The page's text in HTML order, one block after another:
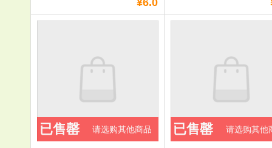
¥6.0
已售罄 请选购其他商品 已售罄 请选购其他